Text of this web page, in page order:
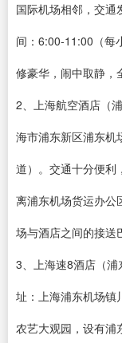
国际机场相邻，交通
间：6:00-11:00（每
修豪华，闹中取静，
2、上海航空酒店（
海市浦东新区浦东机
道）。交通十分便利
离浦东机场货运办公
场与酒店之间的接送
3、上海速8酒店（
址：上海浦东机场镇
农艺大观园，设有浦